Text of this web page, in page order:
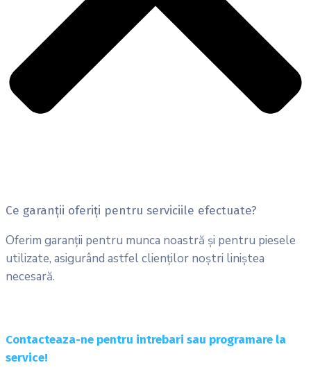
Ce garanții oferiți pentru serviciile efectuate?
Oferim garanții pentru munca noastră și pentru piesele
utilizate, asigurând astfel clienților noștri liniștea
necesară.
Contacteaza-ne pentru intrebari sau programare la
service!